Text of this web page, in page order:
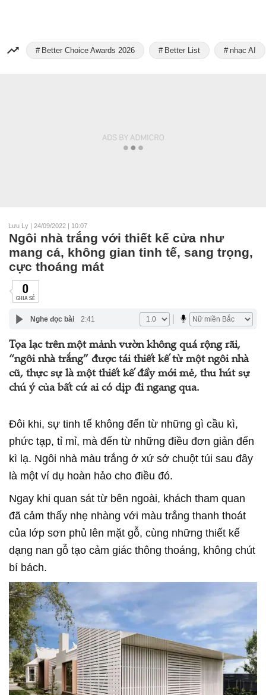
Better Choice Awards 2026 Better List nhạc AI
Lưu Ly | 24/09/2022 | 10:07
Ngôi nhà trắng với thiết kế cửa như
mang cá, không gian tinh tế, sang trọng,
cực thoáng mát
0
CHIA SẺ
Nghe đọc bài 2:41
Tọa lạc trên một mảnh vườn không quá rộng rãi,
“ngôi nhà trắng” được tái thiết kế từ một ngôi nhà
cũ, thực sự là một thiết kế đầy mới mẻ, thu hút sự
chú ý của bất cứ ai có dịp đi ngang qua.
Đôi khi, sự tinh tế không đến từ những gì cầu kì,
phức tạp, tỉ mỉ, mà đến từ những điều đơn giản đến
kì lạ. Ngôi nhà màu trắng ở xứ sở chuột túi sau đây
là một ví dụ hoàn hảo cho điều đó.
Ngay khi quan sát từ bên ngoài, khách tham quan
đã cảm thấy nhẹ nhàng với màu trắng thanh thoát
của lớp sơn phủ lên mặt gỗ, cùng những thiết kế
dạng nan gỗ tạo cảm giác thông thoáng, không chút
bí bách.